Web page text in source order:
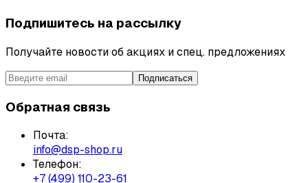
Подпишитесь на рассылку
Получайте новости об акциях и спец. предложениях
Подписаться
Обратная связь
Почта:
info@dsp-shop.ru
Телефон:
+7 (499) 110-23-61